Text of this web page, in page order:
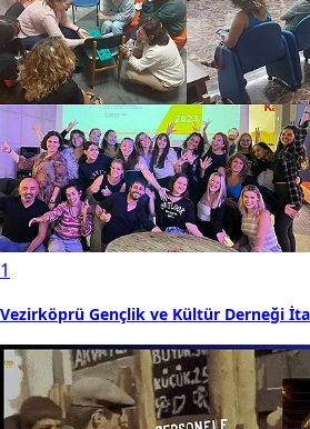
1
Vezirköprü Gençlik ve Kültür Derneği